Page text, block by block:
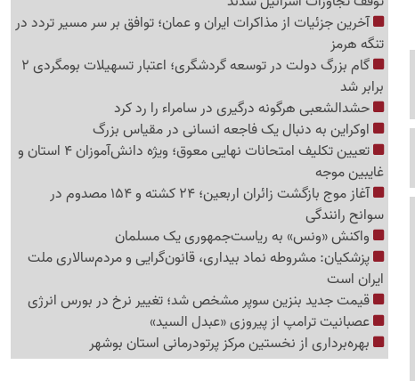
آخرین جزئیات از مذاکرات ایران و عمان؛ توافق بر سر مسیر تردد در
تنگه هرمز
گام بزرگ دولت در توسعه گردشگری؛ اعتبار تسهیلات بومگردی 2
برابر شد
حشدالشعبی هرگونه درگیری در سامراء را رد کرد
اوکراین به دنبال یک فاجعه انسانی در مقیاس بزرگ
تعیین تکلیف امتحانات نهایی معوق؛ ویژه دانش‌آموزان 4 استان و
غایبین موجه
آغاز موج بازگشت زائران اربعین؛ 24 کشته و 154 مصدوم در
سوانح رانندگی
واکنش «ونس» به ریاست‌جمهوری یک مسلمان
پزشکیان: مشروطه نماد بیداری، قانون‌گرایی و مردم‌سالاری ملت
ایران است
قیمت جدید بنزین سوپر مشخص شد؛ تغییر نرخ در بورس انرژی
عصبانیت ترامپ از پیروزی «عبدل السید»
بهره‌برداری از نخستین مرکز پرتودرمانی استان بوشهر